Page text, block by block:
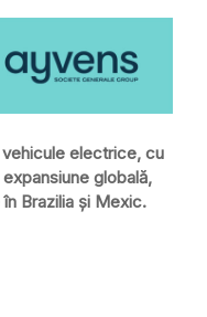
electrice, cu
globală,
Brazilia și Mexic.